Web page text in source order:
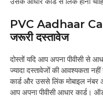
PVC Aadhaar
जरूरी दस्तावेज
दोस्तों यदि आप अपना पीवीसी से
ज्यादा दस्तावेजों की आवश्यकता
कार्ड और उससे लिंक मोबाइल नंबर
आप अपना पीवीसी आधार कार्ड।